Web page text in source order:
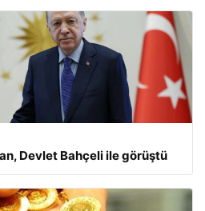
Devlet Bahçeli ile görüştü